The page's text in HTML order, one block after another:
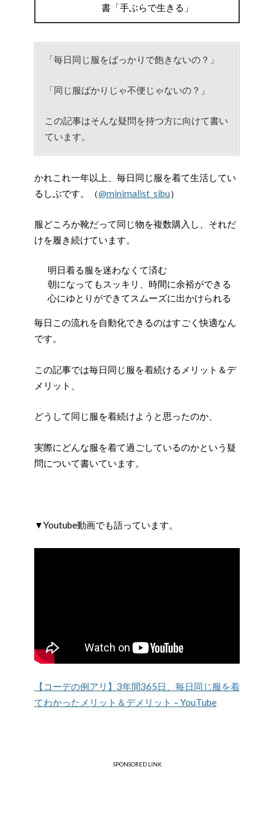
書「手ぶらで生きる」
「毎日同じ服をばっかりで飽きないの？」
「同じ服ばかりじゃ不便じゃないの？」
この記事はそんな疑問を持つ方に向けて書い
ています。
かれこれ一年以上、毎日同じ服を着て生活してい
るしぶです。（@minimalist_sibu）
服どころか靴だって同じ物を複数購入し、それだ
けを履き続けています。
明日着る服を迷わなくて済む
朝になってもスッキリ、時間に余裕ができる
心にゆとりができてスムーズに出かけられる
毎日この流れを自動化できるのはすごく快適なん
です。
この記事では毎日同じ服を着続けるメリット＆デ
メリット、
どうして同じ服を着続けようと思ったのか、
実際にどんな服を着て過ごしているのかという疑
問について書いています。
▼Youtube動画でも語っています。
【コーデの例アリ】3年間365日、毎日同じ服を着
てわかったメリット＆デメリット – YouTube
SPONSORED LINK